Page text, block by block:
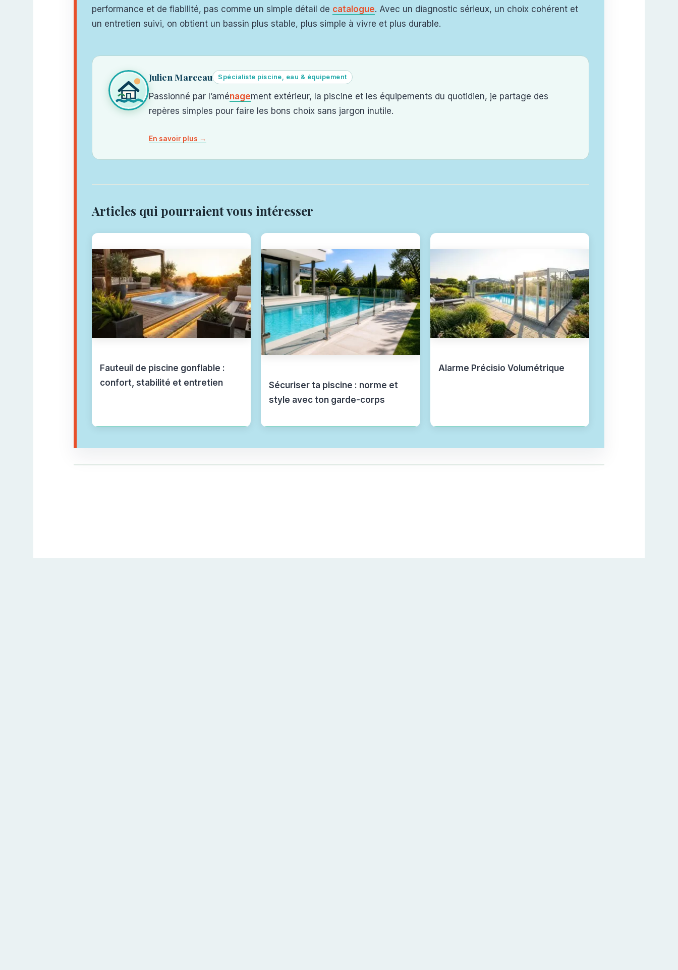
performance et de fiabilité, pas comme un simple détail de catalogue. Avec un diagnostic sérieux, un choix cohérent et
un entretien suivi, on obtient un bassin plus stable, plus simple à vivre et plus durable.
Julien Marceau Spécialiste piscine, eau & équipement
Passionné par l’aménagement extérieur, la piscine et les équipements du quotidien, je partage des
repères simples pour faire les bons choix sans jargon inutile.
En savoir plus →
Articles qui pourraient vous intéresser
Fauteuil de piscine gonflable :
confort, stabilité et entretien
Sécuriser ta piscine : norme et
style avec ton garde-corps
Alarme Précisio Volumétrique